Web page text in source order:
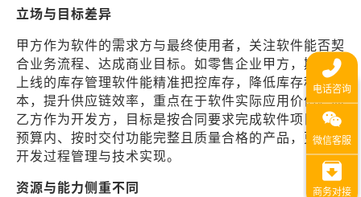
立场与目标差异
甲方作为软件的需求方与最终使用者，关注软件能否契
合业务流程、达成商业目标。如零售企业甲方，期望新
上线的库存管理软件能精准把控库存，降低库存积压成
本，提升供应链效率，重点在于软件实际应用价值。而
乙方作为开发方，目标是按合同要求完成软件项目，在
预算内、按时交付功能完整且质量合格的产品，更侧重
开发过程管理与技术实现。
资源与能力侧重不同